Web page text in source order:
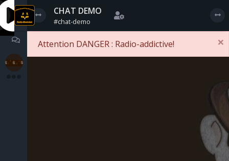
CHAT DEMO
#chat-demo
Attention DANGER : Radio-addictive! ×